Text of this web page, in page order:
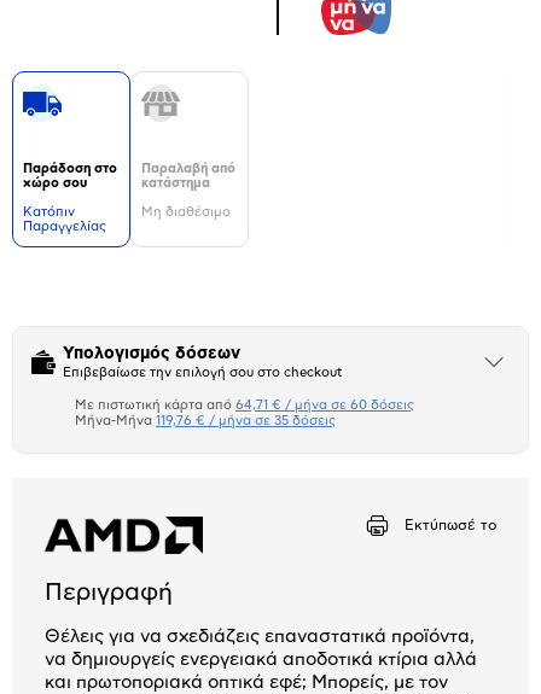
Παράδοση στο
χώρο σου
Kατόπιν
Παραγγελίας
Παραλαβή από
κατάστημα
Μη διαθέσιμο
Υπολογισμός δόσεων
Επιβεβαίωσε την επιλογή σου στο checkout
Άνοιξε
Πιστωτική κάρτα
Αριθμός δόσεων
Με πιστωτική κάρτα από 64,71 € / μήνα σε 60 δόσεις
Μήνα-Μήνα 119,76 € / μήνα σε 35 δόσεις
Εκτύπωσέ το
Περιγραφή
Θέλεις για να σχεδιάζεις επαναστατικά προϊόντα,
να δημιουργείς ενεργειακά αποδοτικά κτίρια αλλά
και πρωτοποριακά οπτικά εφέ; Μπορείς, με τον